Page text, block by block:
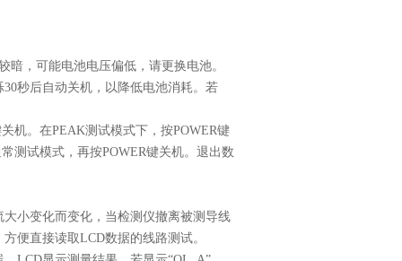
暗，可能电池电压偏低，请更换电池。
30秒后自动关机，以降低电池消耗。若
机。在PEAK测试模式下，按POWER键
测试模式，再按POWER键关机。退出数
大小变化而变化，当检测仪撤离被测导线
便直接读取LCD数据的线路测试。